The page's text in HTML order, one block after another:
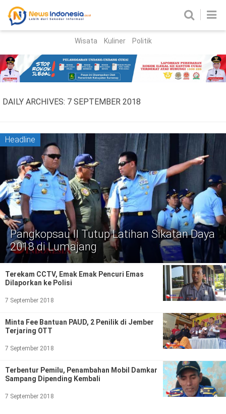
Parlemen
Nasional
Peristiwa
Hukum Kriminal
Korupsi
Politik
Gaya Hidup
Kesehatan Kuliner
Otomotif
Iptek
Wisata Kuliner Politik
DAILY ARCHIVES: 7 SEPTEMBER 2018
Headline
Pangkopsau II Tutup Latihan Sikatan Daya
2018 di Lumajang
Terekam CCTV, Emak Emak Pencuri Emas
Dilaporkan ke Polisi
7 September 2018
Minta Fee Bantuan PAUD, 2 Penilik di Jember
Terjaring OTT
7 September 2018
Terbentur Pemilu, Penambahan Mobil Damkar
Sampang Dipending Kembali
7 September 2018